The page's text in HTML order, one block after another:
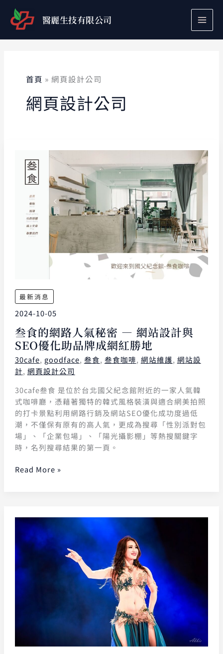
要
醫麗生技有限公司
首頁 網頁設計公司
網頁設計公司
最新消息
2024-10-05
叁食的網路人氣秘密 — 網站設計與
SEO優化助品牌成網紅勝地
30cafe, goodface, 叁食, 叁食咖啡, 網站維護, 網站設
計, 網頁設計公司
30cafe叁食 是位於台北國父紀念館附近的一家人氣韓
式咖啡廳，憑藉著獨特的韓式風格裝潢與適合網美拍照
的打卡景點利用網路行銷及網站SEO優化成功度過低
潮，不僅保有原有的高人氣，更成為搜尋「性別派對包
場」、「企業包場」、「陽光攝影棚」等熱搜關鍵字
時，名列搜尋結果的第一頁。
Read More »